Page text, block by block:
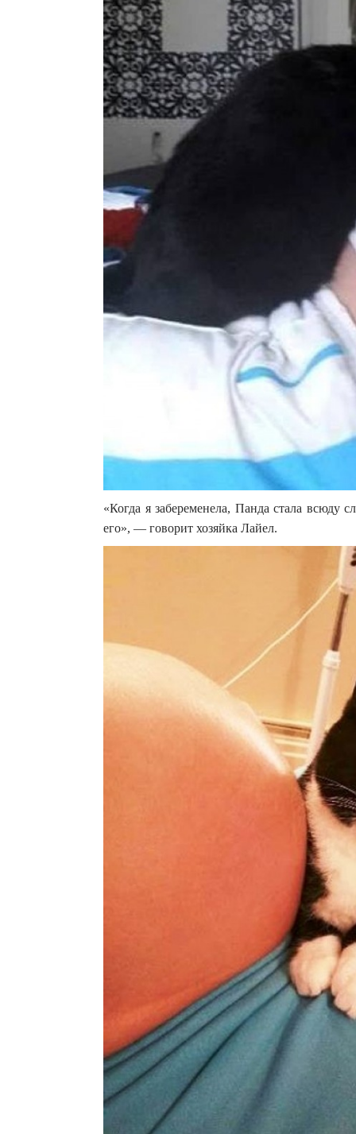
«Когда я забеременела, Панда стала всюду
его», — говорит хозяйка Лайел.